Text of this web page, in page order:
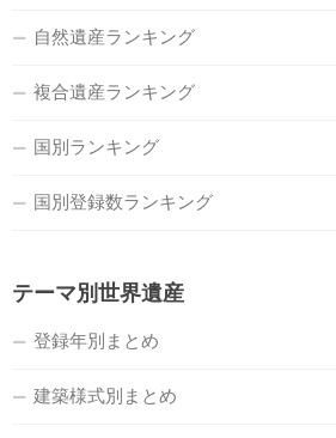
自然遺産ランキング
複合遺産ランキング
国別ランキング
国別登録数ランキング
テーマ別世界遺産
登録年別まとめ
建築様式別まとめ